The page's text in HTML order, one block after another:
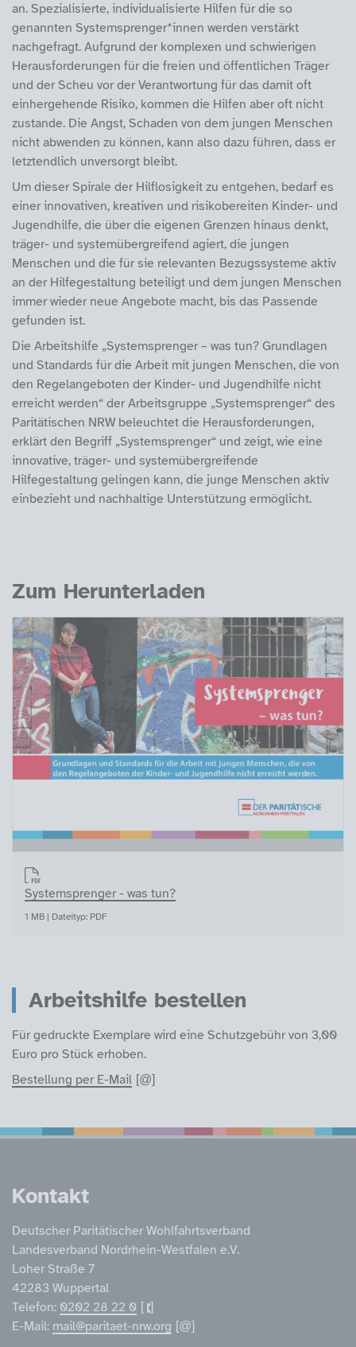
an. Spezialisierte, individualisierte Hilfen für die so
genannten Systemsprenger*innen werden verstärkt
nachgefragt. Aufgrund der komplexen und schwierigen
Herausforderungen für die freien und öffentlichen Träger
und der Scheu vor der Verantwortung für das damit oft
einhergehende Risiko, kommen die Hilfen aber oft nicht
zustande. Die Angst, Schaden von dem jungen Menschen
nicht abwenden zu können, kann also dazu führen, dass er
letztendlich unversorgt bleibt.
Um dieser Spirale der Hilflosigkeit zu entgehen, bedarf es
einer innovativen, kreativen und risikobereiten Kinder- und
Jugendhilfe, die über die eigenen Grenzen hinaus denkt,
träger- und systemübergreifend agiert, die jungen
Menschen und die für sie relevanten Bezugssysteme aktiv
an der Hilfegestaltung beteiligt und dem jungen Menschen
immer wieder neue Angebote macht, bis das Passende
gefunden ist.
Die Arbeitshilfe „Systemsprenger – was tun? Grundlagen
und Standards für die Arbeit mit jungen Menschen, die von
den Regelangeboten der Kinder- und Jugendhilfe nicht
erreicht werden“ der Arbeitsgruppe „Systemsprenger“ des
Paritätischen NRW beleuchtet die Herausforderungen,
erklärt den Begriff „Systemsprenger“ und zeigt, wie eine
innovative, träger- und systemübergreifende
Hilfegestaltung gelingen kann, die junge Menschen aktiv
einbezieht und nachhaltige Unterstützung ermöglicht.
Zum Herunterladen
Systemsprenger - was tun?
1 MB | Dateityp: PDF
Arbeitshilfe bestellen
Für gedruckte Exemplare wird eine Schutzgebühr von 3,00
Euro pro Stück erhoben.
Bestellung per E-Mail
Service
Kontakt
Deutscher Paritätischer Wohlfahrtsverband
Landesverband Nordrhein-Westfalen e.V.
Loher Straße 7
42283 Wuppertal
Telefon: 0202 28 22 0
E-Mail: mail@paritaet-nrw.org